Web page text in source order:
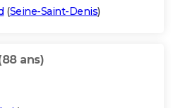
(Seine-Saint-Denis)
ans)